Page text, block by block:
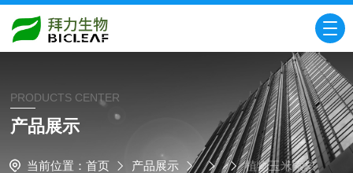
PRODUCTS CENTER
产品展示
当前位置： 首页 产品展示
植物玉米索核